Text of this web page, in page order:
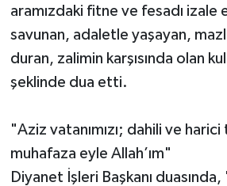
aramızdaki fitne ve fesadı izale
savunan, adaletle yaşayan,
duran, zalimin karşısında olan
şeklinde dua etti.
"Aziz vatanımızı; dahili ve
muhafaza eyle Allah’ım"
Diyanet İşleri Başkanı duasında,